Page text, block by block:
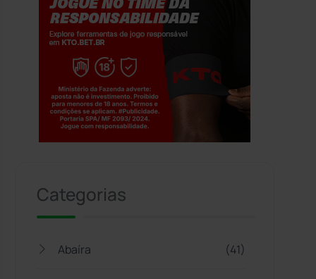
Categorias
Abaíra (41)